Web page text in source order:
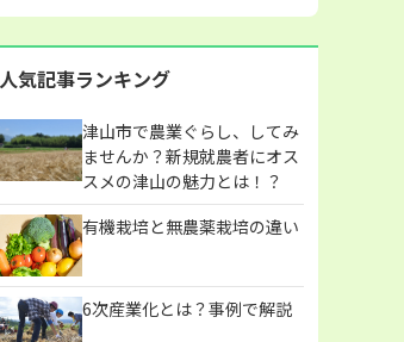
人気記事ランキング
津山市で農業ぐらし、してみ
ませんか？新規就農者にオス
スメの津山の魅力とは！？
有機栽培と無農薬栽培の違い
6次産業化とは？事例で解説